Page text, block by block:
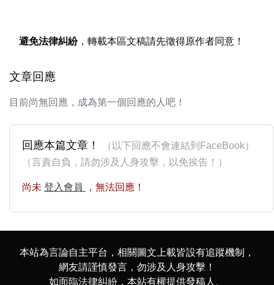
避免法律糾紛，轉載本區文稿請先徵得原作者同意！
文章回應
目前尚無回應，成為第一個回應的人吧！
回應本篇文章！
（以下回應不會連結到FaceBook）
（言責自負，請勿涉及人身攻擊，以免挨告！）
尚未 登入會員 ，無法回應！
本站為言論自主平台，相關圖文上載皆設有追蹤機制，
網友請謹慎發言，勿涉及人身攻擊！
如面臨法律糾紛，本站有權提供發稿人、